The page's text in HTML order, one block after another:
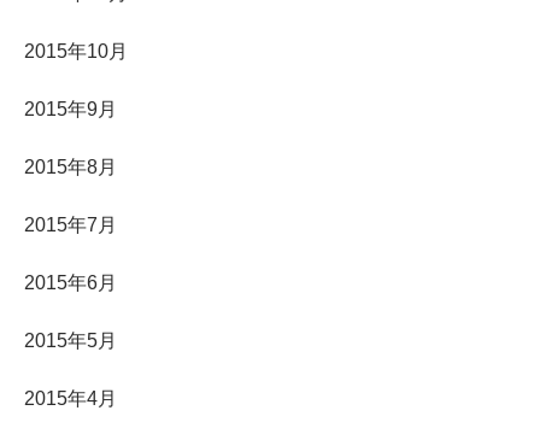
2015年10月
2015年9月
2015年8月
2015年7月
2015年6月
2015年5月
2015年4月